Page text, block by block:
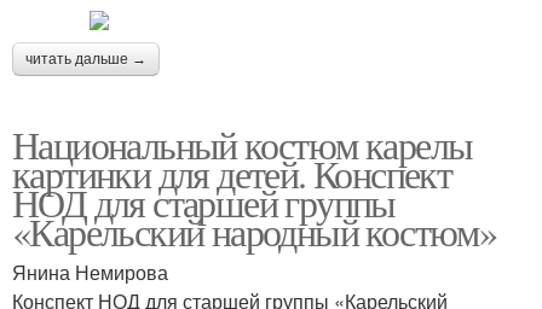
читать дальше →
Национальный костюм карелы
картинки для детей. Конспект
НОД для старшей группы
«Карельский народный костюм»
Янина Немирова
Конспект НОД для старшей группы «Карельский